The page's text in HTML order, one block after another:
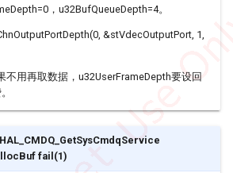
CIPHER
SPI使用参考
，u32BufQueueDepth=4。
&stVdecOutputPort, 1,
不用再取数据，u32UserFrameDepth要设回
fail(1)